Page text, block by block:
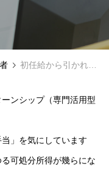
初任給から引かれる税金はどれくらい？
ンシップ（専門活用型
」を気にしています
可処分所得が幾らにな